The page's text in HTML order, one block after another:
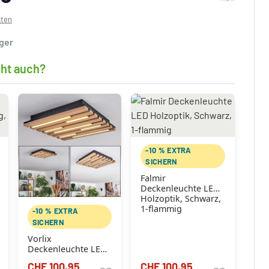
auch?
-10 % EXTRA
SICHERN
Vorlix
Deckenleuchte LED
-10 % EXTRA
SICHERN
Falmir
Deckenleuchte LED
Holzoptik, Schwarz,
1-flammig